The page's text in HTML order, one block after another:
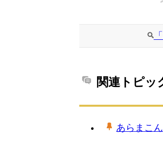
関連トピッ
あらまこ